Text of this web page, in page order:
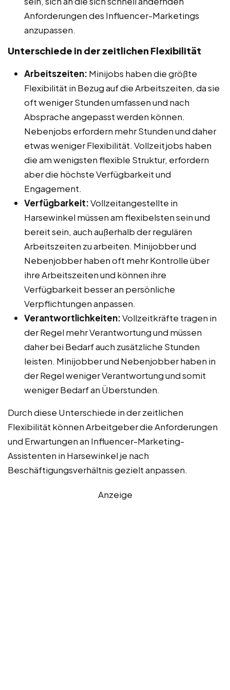
Anforderungen des Influencer-Marketings
anzupassen.
Unterschiede in der zeitlichen Flexibilität
Arbeitszeiten: Minijobs haben die größte
Flexibilität in Bezug auf die Arbeitszeiten, da sie
oft weniger Stunden umfassen und nach
Absprache angepasst werden können.
Nebenjobs erfordern mehr Stunden und daher
etwas weniger Flexibilität. Vollzeitjobs haben
die am wenigsten flexible Struktur, erfordern
aber die höchste Verfügbarkeit und
Engagement.
Verfügbarkeit:Vollzeitangestellte in
Harsewinkel müssen am flexibelsten sein und
bereit sein, auch außerhalb der regulären
Arbeitszeiten zu arbeiten. Minijobber und
Nebenjobber haben oft mehr Kontrolle über
ihre Arbeitszeiten und können ihre
Verfügbarkeit besser an persönliche
Verpflichtungen anpassen.
Verantwortlichkeiten:Vollzeitkräfte tragen in
der Regel mehr Verantwortung und müssen
daher bei Bedarf auch zusätzliche Stunden
leisten. Minijobber und Nebenjobber haben in
der Regel weniger Verantwortung und somit
weniger Bedarf an Überstunden.
Durch diese Unterschiede in der zeitlichen
Flexibilität können Arbeitgeber die Anforderungen
und Erwartungen an Influencer-Marketing-
Assistenten in Harsewinkel je nach
Beschäftigungsverhältnis gezielt anpassen.
Anzeige